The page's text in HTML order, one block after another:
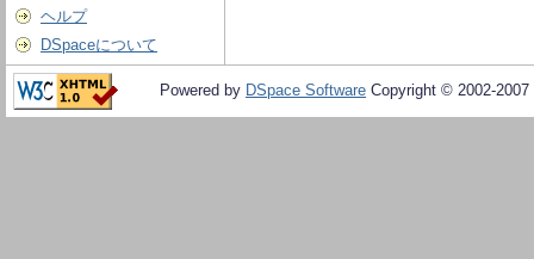
ヘルプ
DSpaceについて
Powered by DSpace Software Copyright © 2002-2007